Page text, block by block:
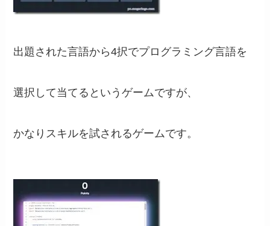
出題された言語から4択でプログラミング言語を
選択して当てるというゲームですが、
かなりスキルを試されるゲームです。